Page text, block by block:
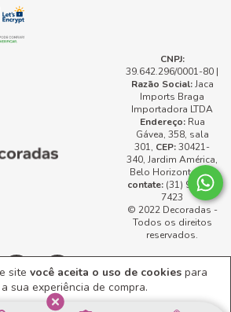
site você aceita o uso de cookies para
sua experiência de compra.
CNPJ:
39.642.296/0001-80 |
Razão Social:Jaca
Imports Braga
Importadora LTDA
Endereço:Rua
Gávea, 358, sala
301, CEP:30421-
340, Jardim América,
Belo Horizonte, MG
contate: (31) 99737-
7423
© 2022 Decoradas -
Todos os direitos
reservados.